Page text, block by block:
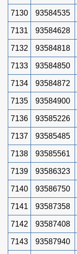
7130 93584535
7131 93584628
7132 93584818
7133 93584850
7134 93584872
7135 93584900
7136 93585226
7137 93585485
7138 93585561
7139 93586323
7140 93586750
7141 93587358
7142 93587408
7143 93587940